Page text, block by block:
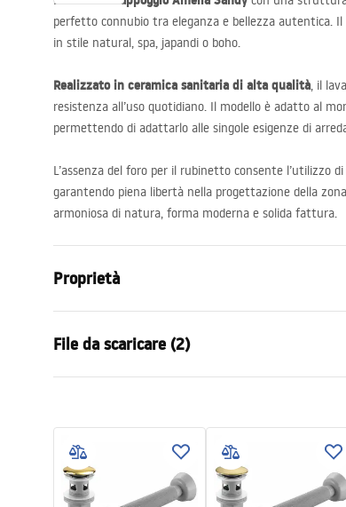
perfetto connubio tra eleganza e bellezza autentica.
in stile natural, spa, japandi o boho.
Realizzato in ceramica sanitaria di alta qualità, il
resistenza all’uso quotidiano. Il modello è adatto al
permettendo di adattarlo alle singole esigenze di
L’assenza del foro per il rubinetto consente l’utilizzo
garantendo piena libertà nella progettazione della
armoniosa di natura, forma moderna e solida fattura.
Proprietà
Materiale
Colore
Larghezza
Altezza
File da scaricare (2)